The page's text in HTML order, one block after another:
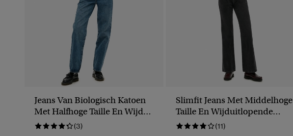
Jeans Van Biologisch Katoen
Met Halfhoge Taille En Wijde
Pijpen
(3)
Slimfit Jeans Met Middelhoge
Taille En Wijduitlopende
Pijpen
(11)